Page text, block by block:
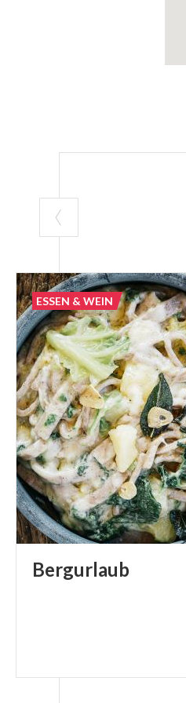
Bergurlaub
ESSEN & WEIN